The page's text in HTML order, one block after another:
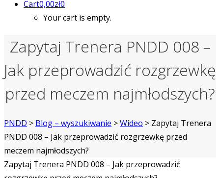
Cart0,00zł0
Your cart is empty.
Zapytaj Trenera PNDD 008 –
Jak przeprowadzić rozgrzewkę
przed meczem najmłodszych?
PNDD > Blog – wyszukiwanie >Wideo > Zapytaj Trenera
PNDD 008 – Jak przeprowadzić rozgrzewkę przed
meczem najmłodszych?
Zapytaj Trenera PNDD 008 – Jak przeprowadzić